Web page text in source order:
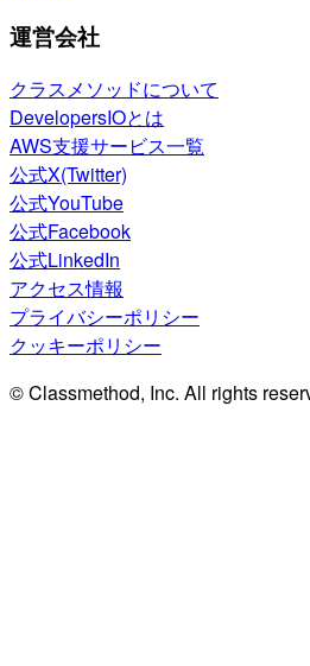
運営会社
クラスメソッドについて
DevelopersIOとは
AWS支援サービス一覧
公式X(Twitter)
公式YouTube
公式Facebook
公式LinkedIn
アクセス情報
プライバシーポリシー
クッキーポリシー
© Classmethod, Inc. All rights